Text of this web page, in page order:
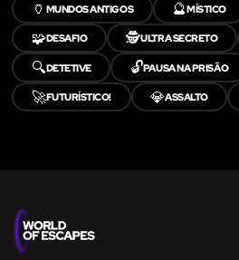
🏺 MUNDOS ANTIGOS 🔮MÍSTICO
🧩DESAFIO 🕵️ULTRA SECRETO
🔍DETETIVE 🔓PAUSA NA PRISÃO
🚀FUTURÍSTICO! 💎ASSALTO